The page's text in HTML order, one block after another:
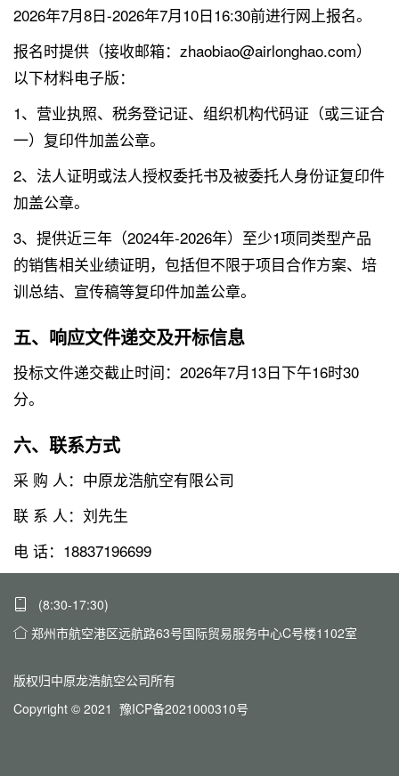
2026年7月8日-2026年7月10日16:30前进行网上报名。
报名时提供（接收邮箱：zhaobiao@airlonghao.com）
以下材料电子版：
1、营业执照、税务登记证、组织机构代码证（或三证合
一）复印件加盖公章。
2、法人证明或法人授权委托书及被委托人身份证复印件
加盖公章。
3、提供近三年（2024年-2026年）至少1项同类型产品
的销售相关业绩证明，包括但不限于项目合作方案、培
训总结、宣传稿等复印件加盖公章。
五、响应文件递交及开标信息
投标文件递交截止时间：2026年7月13日下午16时30
分。
六、联系方式
采 购 人：中原龙浩航空有限公司
联 系 人：刘先生
电 话：18837196699
(8:30-17:30)
郑州市航空港区远航路63号国际贸易服务中心C号楼1102室
版权归中原龙浩航空公司所有
Copyright © 2021 豫ICP备2021000310号